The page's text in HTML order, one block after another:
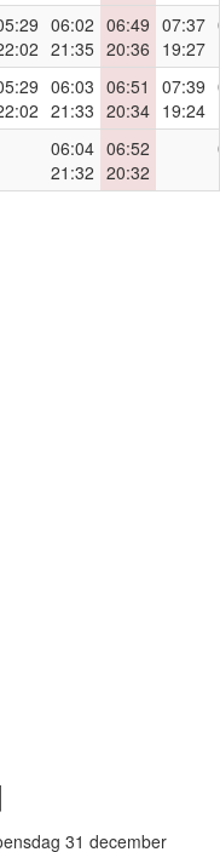
06:02
21:35
06:49
20:36
07:37
19:27
06:03
21:33
06:51
20:34
07:39
19:24
06:04
21:32
06:52
20:32
31 december